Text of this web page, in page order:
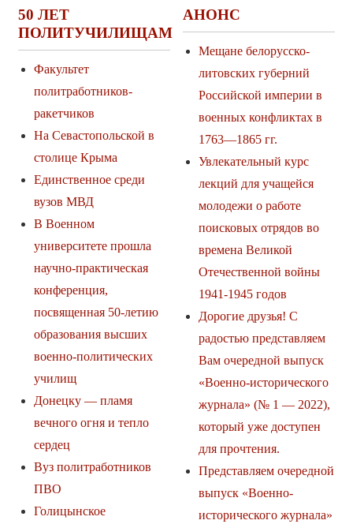
50 ЛЕТ
ПОЛИТУЧИЛИЩАМ
Факультет
политработников-
ракетчиков
На Севастопольской в
столице Крыма
Единственное среди
вузов МВД
В Военном
университете прошла
научно-практическая
конференция,
посвященная 50-летию
образования высших
военно-политических
училищ
Донецку — пламя
вечного огня и тепло
сердец
Вуз политработников
ПВО
Голицынское
АНОНС
Мещане белорусско-
литовских губерний
Российской империи в
военных конфликтах в
1763—1865 гг.
Увлекательный курс
лекций для учащейся
молодежи о работе
поисковых отрядов во
времена Великой
Отечественной войны
1941-1945 годов
Дорогие друзья! С
радостью представляем
Вам очередной выпуск
«Военно-исторического
журнала» (№ 1 — 2022),
который уже доступен
для прочтения.
Представляем очередной
выпуск «Военно-
исторического журнала»